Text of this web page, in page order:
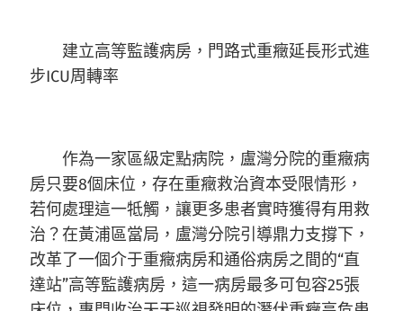
建立高等監護病房，門路式重癥延長形式進
步ICU周轉率
作為一家區級定點病院，盧灣分院的重癥病
房只要8個床位，存在重癥救治資本受限情形，
若何處理這一牴觸，讓更多患者實時獲得有用救
治？在黃浦區當局，盧灣分院引導鼎力支撐下，
改革了一個介于重癥病房和通俗病房之間的“直
達站”高等監護病房，這一病房最多可包容25張